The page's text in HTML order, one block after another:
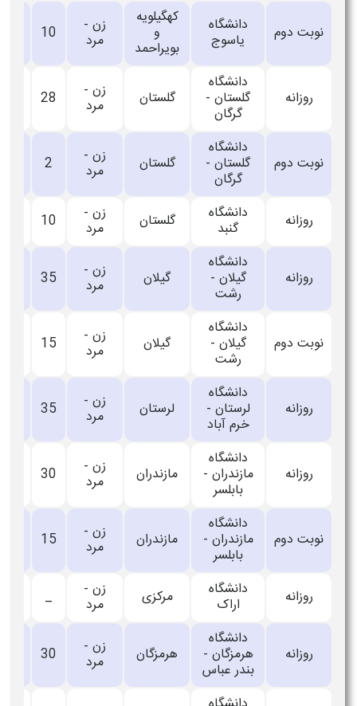
نوبت دوم دانشگاه
یاسوج
کهگیلویه
بویراحمد
زن -
مرد 10
روزانه
دانشگاه
گلستان -
گرگان
گلستان زن -
مرد 28
نوبت دوم
دانشگاه
گلستان -
گرگان
گلستان زن -
مرد
روزانه دانشگاه
گنبد گلستان زن -
مرد 10
روزانه
دانشگاه
گیلان -
رشت
گیلان زن -
مرد 35
نوبت دوم
دانشگاه
گیلان -
رشت
گیلان زن -
مرد 15
روزانه
دانشگاه
لرستان -
خرم آباد
لرستان زن -
مرد 35
روزانه
دانشگاه
مازندران -
بابلسر
مازندران زن -
مرد 30
نوبت دوم
دانشگاه
مازندران -
بابلسر
مازندران زن -
مرد 15
روزانه دانشگاه
اراک مرکزی زن -
مرد
روزانه
دانشگاه
هرمزگان -
بندر عباس
هرمزگان زن -
مرد 30